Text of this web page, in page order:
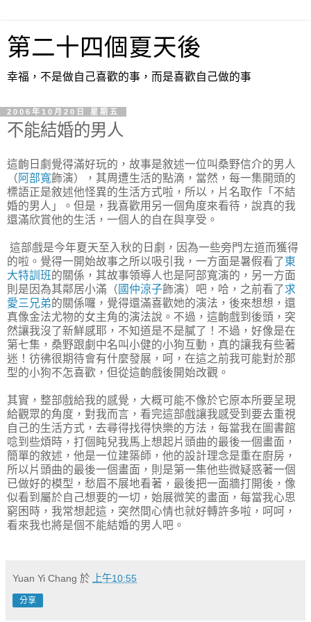
第二十四個夏天後
幸福，不是做自己喜歡的事，而是喜歡自己做的事
2006年10月20日 星期五
不能結婚的男人
這齣日劇覺得滿好玩的，故事是敘述一位叫桑野信介的男人
（ 阿部寬飾演），其周遭生活的點滴，當然，每一集開頭的
標語正是敘述他怪異的生活方式啦，所以，片名取作「不結
婚的男人」。但是，我喜歡用另一個角度來看待，說真的我
還滿欣賞他的生活，一個人的自在與享受。
這部戲是今年夏天至入秋的日劇，因為一些旁門左道而獲得
的啦。覺得一開始故事之所以吸引我，一方面是暑假看了東
大特訓班的關係，其故事領導人也是阿部寬演的，另一方面
則是因為其鄰居小滿（ 國仲涼子飾演）吧，哈，之前看了求
愛三兄弟的關係囉，覺得還滿喜歡她的演法，後來想想，還
真像金法尤物的女主角的演法說。不過，這齣戲到後頭，突
然讓我沒了新鮮感耶，不知道是不是膩了！不過，好像是在
第七集，桑野跟劇中名叫小健的小狗互動，真的讓我有些著
迷！彷彿很期待會有什麼發展，呵，在這之前我可能對於那
型的小狗不怎喜歡，但從這齣戲後開始改觀。
其實，整部戲給我的感覺，大概可能不像於它原本所要呈現
給觀眾的角度，對我而言，看完這部戲讓我感受到要去重視
自己的生活方式，去尋得找得快樂的方法，每當我在圖書館
唸到些煩時，打個盹兒我馬上想起片頭曲的最後一個畫面，
簡單的敘述，他是一位建築師，他的設計理念是重在廚房，
所以片頭曲的最後一個畫面，則是第一集他些微疑惑著一個
已做好的模型，愁眉不展地看著，最後把一面牆打開後，像
似看到屬於自己想要的一切，始展微笑的畫面，每當我心思
窮困時，我常想起這，突然間心情也就好轉許多啦，呵呵，
看來我也將是個不能結婚的男人吧。
Yuan Yi Chang 於 上午10:55
分享